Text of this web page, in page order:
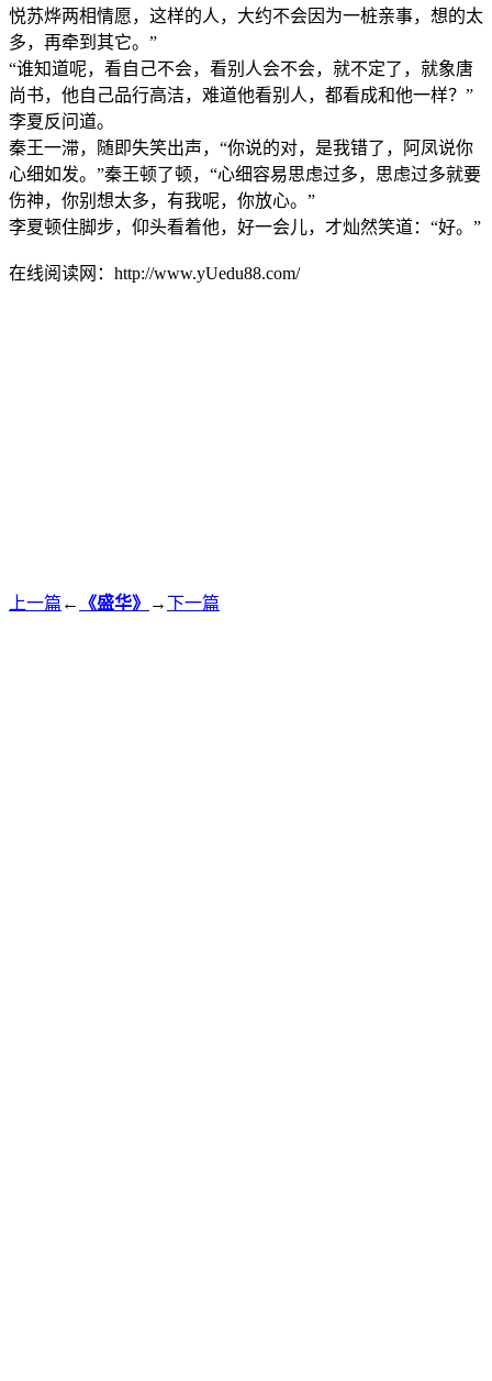
悦苏烨两相情愿，这样的人，大约不会因为一桩亲事，想的太
多，再牵到其它。”
“谁知道呢，看自己不会，看别人会不会，就不定了，就象唐
尚书，他自己品行高洁，难道他看别人，都看成和他一样？”
李夏反问道。
秦王一滞，随即失笑出声，“你说的对，是我错了，阿凤说你
心细如发。”秦王顿了顿，“心细容易思虑过多，思虑过多就要
伤神，你别想太多，有我呢，你放心。”
李夏顿住脚步，仰头看着他，好一会儿，才灿然笑道：“好。”
在线阅读网：http://www.yUedu88.com/
上一篇 ← 《盛华》 →下一篇